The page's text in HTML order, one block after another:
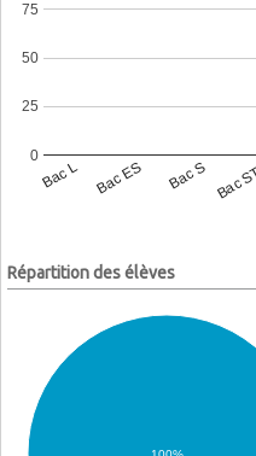
Bac L Bac ES Bac S Bac
0
25
50
75
Répartition des élèves